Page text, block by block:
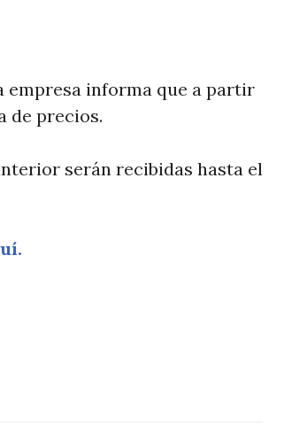
empresa informa que a partir
de precios.
serán recibidas hasta el